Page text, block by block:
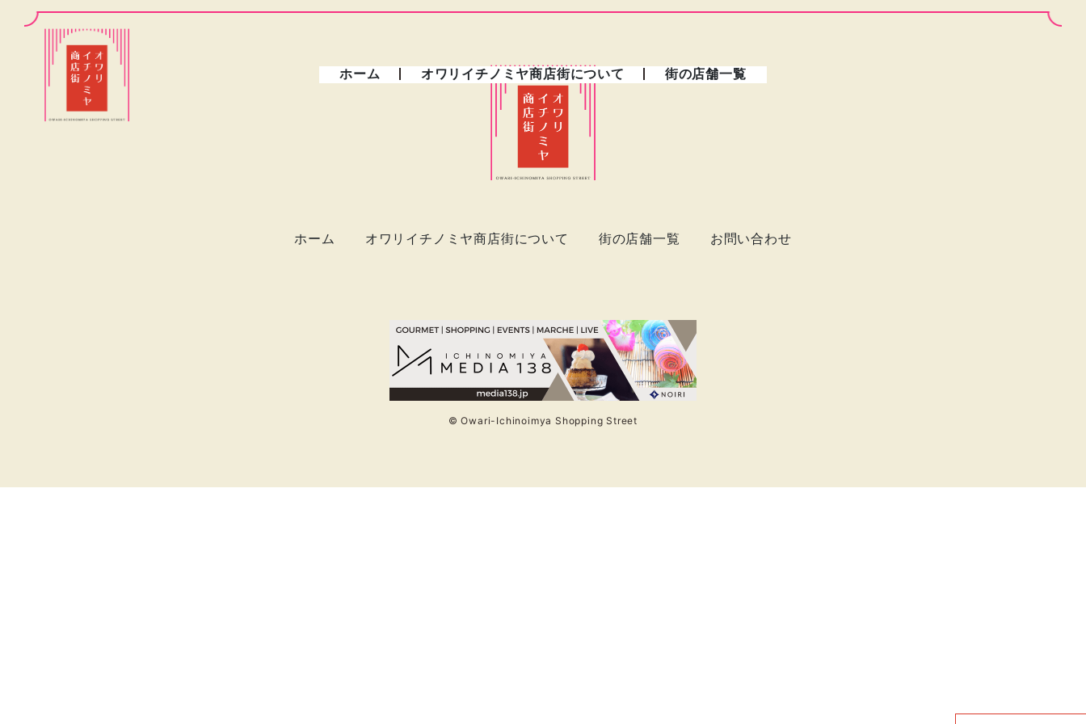
ホーム オワリイチノミヤ商店街について 街の店舗一覧
ホーム オワリイチノミヤ商店街について 街の店舗一覧 お問い合わせ
© Owari-Ichinoimya Shopping Street